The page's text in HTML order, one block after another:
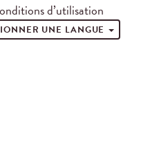
d’utilisation
UNE LANGUE